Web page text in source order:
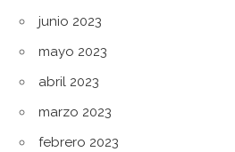
junio 2023
mayo 2023
abril 2023
marzo 2023
febrero 2023